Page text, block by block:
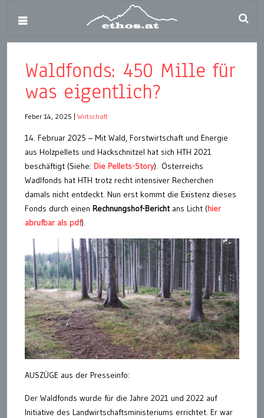
Waldfonds: 450 Mille für
was eigentlich?
Feber 14, 2025 Wirtschaft
14. Februar 2025 – Mit Wald, Forstwirtschaft und Energie
aus Holzpellets und Hackschnitzel hat sich HTH 2021
beschäftigt (Siehe: Die Pellets-Story). Österreichs
Wadlfonds hat HTH trotz recht intensiver Recherchen
damals nicht entdeckt. Nun erst kommt die Existenz dieses
Fonds durch einen Rechnungshof-Berichtans Licht (hier
abrufbar als pdf).
AUSZÜGE aus der Presseinfo:
Der Waldfonds wurde für die Jahre 2021 und 2022 auf
Initiative des Landwirtschaftsministeriums errichtet. Er war